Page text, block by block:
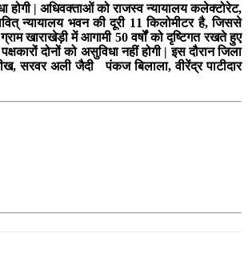
| अधिवक्ताओं को राजस्व न्यायालय कलेक्टोरेट,
न्यायालय भवन की दूरी 11 किलोमीटर है, जिससे
खाराखेड़ी में आगामी 50 वर्षों को दृष्टिगत रखते हुए
दोनों को असुविधा नहीं होगी | इस दौरान जिला
सरवर अली जैदी पंकज बिलाला, वीरेंद्र पाटीदार